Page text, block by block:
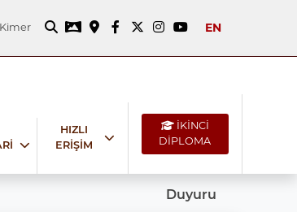
Kimer EN
HIZLI
ERİŞİM
İKİNCİ
DİPLOMA
Duyuru